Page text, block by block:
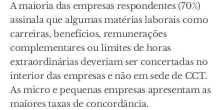
A maioria das empresas respondentes (70%)
assinala que algumas matérias laborais como
carreiras, benefícios, remunerações
complementares ou limites de horas
extraordinárias deveriam ser concertadas no
interior das empresas e não em sede de CCT.
As micro e pequenas empresas apresentam as
maiores taxas de concordância.